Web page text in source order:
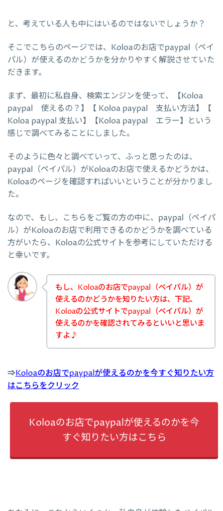
と、考えている人も中にはいるのではないでしょうか？
そこでこちらのページでは、Koloaのお店でpaypal（ペイ
パル）が使えるのかどうかを分かりやすく解説させていた
だきます。
まず、最初に私自身、検索エンジンを使って、【Koloa
paypal 使えるの？】【 Koloa paypal 支払い方法】【
Koloa paypal 支払い】【Koloa paypal エラー】という
感じで調べてみることにしました。
そのように色々と調べていって、ふっと思ったのは、
paypal（ペイパル）がKoloaのお店で使えるかどうかは、
Koloaのページを確認すればいいということが分かりまし
た。
なので、もし、こちらをご覧の方の中に、paypal（ペイパ
ル）がKoloaのお店で利用できるのかどうかを調べている
方がいたら、Koloaの公式サイトを参考にしていただける
と幸いです。
もし、Koloaのお店でpaypal（ペイパル）が
使えるのかどうかを知りたい方は、下記、
Koloaの公式サイトでpaypal（ペイパル）が
使えるのかを確認されてみるといいと思いま
すよ♪
⇒Koloaのお店でpaypalが使えるのかを今すぐ知りたい方
はこちらをクリック
Koloaのお店でpaypalが使えるのかを今
すぐ知りたい方はこちら